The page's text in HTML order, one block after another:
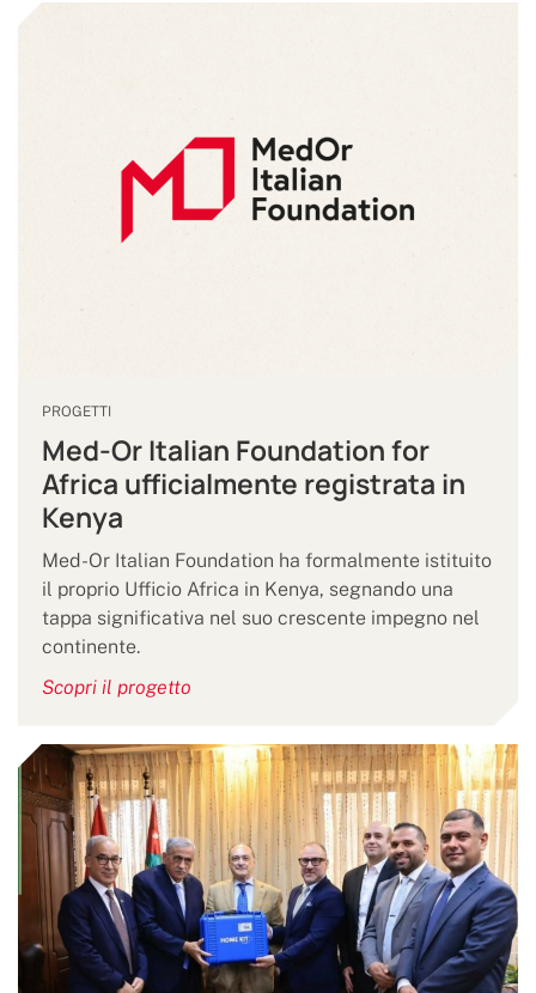
PROGETTI
Med-Or Italian Foundation for
Africa ufficialmente registrata in
Kenya
Med-Or Italian Foundation ha formalmente istituito
il proprio Ufficio Africa in Kenya, segnando una
tappa significativa nel suo crescente impegno nel
continente.
Scopri il progetto